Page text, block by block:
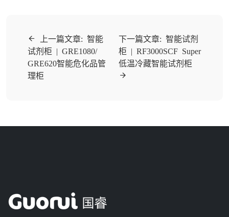
上一篇文章: 智能
试剂柜 | GRE1080/
GRE620智能危化品管
理柜
下一篇文章: 智能试剂
柜 | RF3000SCF Super
低温冷藏智能试剂柜